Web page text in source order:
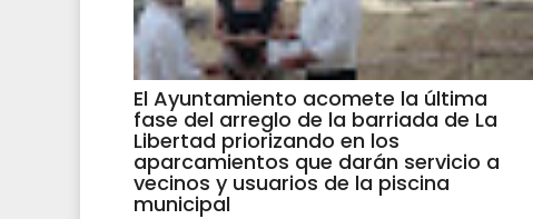
El Ayuntamiento acomete la última
fase del arreglo de la barriada de La
Libertad priorizando en los
aparcamientos que darán servicio a
vecinos y usuarios de la piscina
municipal